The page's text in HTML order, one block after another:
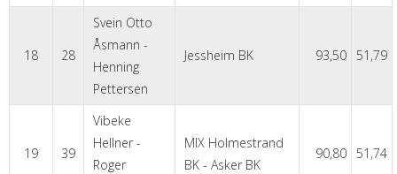
18 28
Svein Otto
Åsmann -
Henning
Pettersen
Jessheim BK 93,50 51,79
19 39
Vibeke
Hellner -
Roger
MIX Holmestrand
BK - Asker BK
90,80 51,74